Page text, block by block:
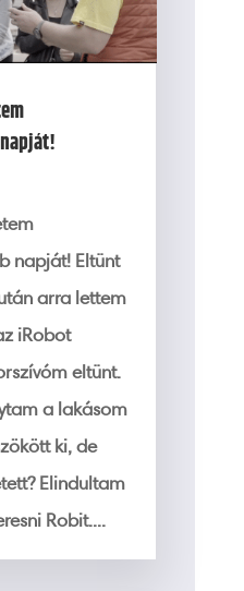
napját! Eltünt
arra lettem
iRobot
eltünt.
a lakásom
ki, de
Elindultam
Robit....